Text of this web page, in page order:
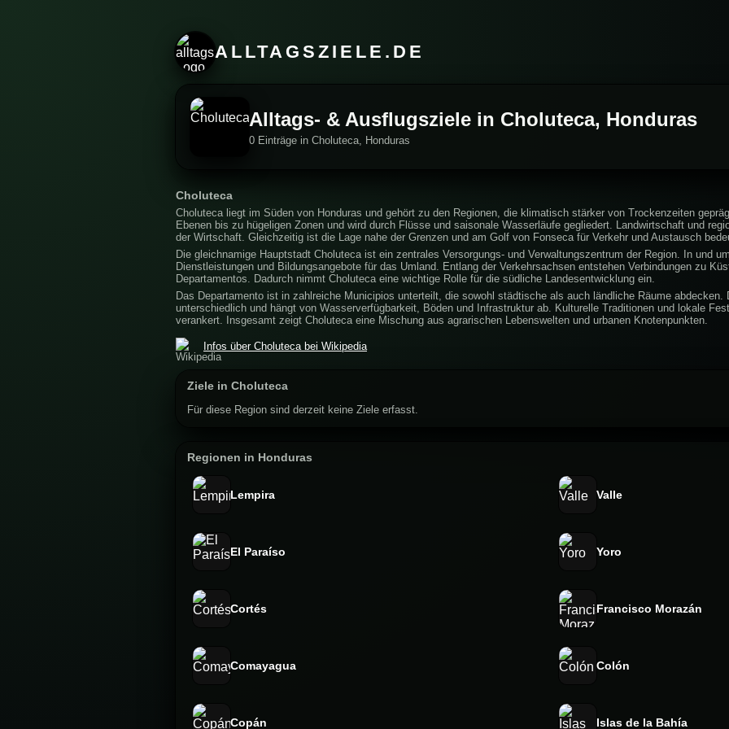
ALLTAGSZIELE.DE
Alltags- & Ausflugsziele in Choluteca, Honduras
0 Einträge in Choluteca, Honduras
Choluteca
Choluteca liegt im Süden von Honduras und gehört zu den Regionen, die klimatisch stärker von Trockenzeiten
Ebenen bis zu hügeligen Zonen und wird durch Flüsse und saisonale Wasserläufe gegliedert. Landwirtschaft und
der Wirtschaft. Gleichzeitig ist die Lage nahe der Grenzen und am Golf von Fonseca für Verkehr und Austausch
Die gleichnamige Hauptstadt Choluteca ist ein zentrales Versorgungs- und Verwaltungszentrum der Region. In und
Dienstleistungen und Bildungsangebote für das Umland. Entlang der Verkehrsachsen entstehen Verbindungen zu
Departamentos. Dadurch nimmt Choluteca eine wichtige Rolle für die südliche Landesentwicklung ein.
Das Departamento ist in zahlreiche Municipios unterteilt, die sowohl städtische als auch ländliche Räume
unterschiedlich und hängt von Wasserverfügbarkeit, Böden und Infrastruktur ab. Kulturelle Traditionen und lokale
verankert. Insgesamt zeigt Choluteca eine Mischung aus agrarischen Lebenswelten und urbanen Knotenpunkten.
Infos über Choluteca bei Wikipedia
Ziele in Choluteca
Für diese Region sind derzeit keine Ziele erfasst.
Regionen in Honduras
Lempira Valle
El Paraíso Yoro
Cortés Francisco Morazán
Comayagua Colón
Copán Islas de la Bahía